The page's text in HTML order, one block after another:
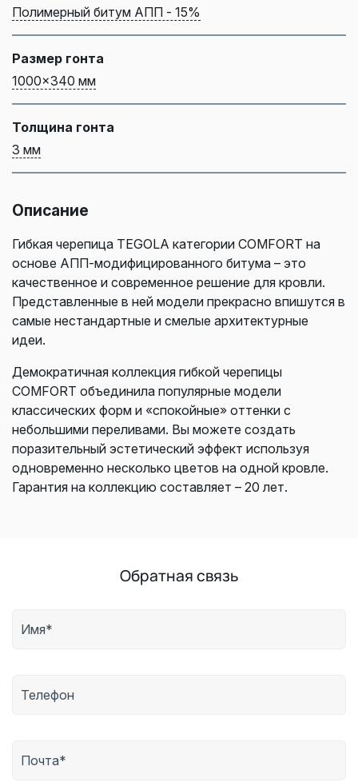
Полимерный битум АПП - 15%
Размер гонта
1000x340 мм
Толщина гонта
3 мм
Описание
Гибкая черепица TEGOLA категории COMFORT на
основе АПП-модифицированного битума – это
качественное и современное решение для кровли.
Представленные в ней модели прекрасно впишутся в
самые нестандартные и смелые архитектурные
идеи.
Демократичная коллекция гибкой черепицы
COMFORT объединила популярные модели
классических форм и «спокойные» оттенки с
небольшими переливами. Вы можете создать
поразительный эстетический эффект используя
одновременно несколько цветов на одной кровле.
Гарантия на коллекцию составляет – 20 лет.
Обратная связь